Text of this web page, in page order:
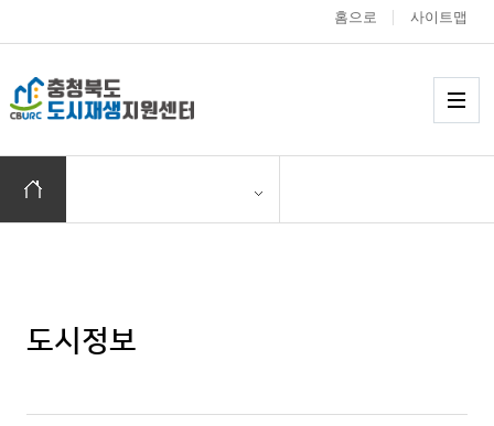
충청북도 도시재
홈으로 사이트맵
홈으로 이동
도시정보